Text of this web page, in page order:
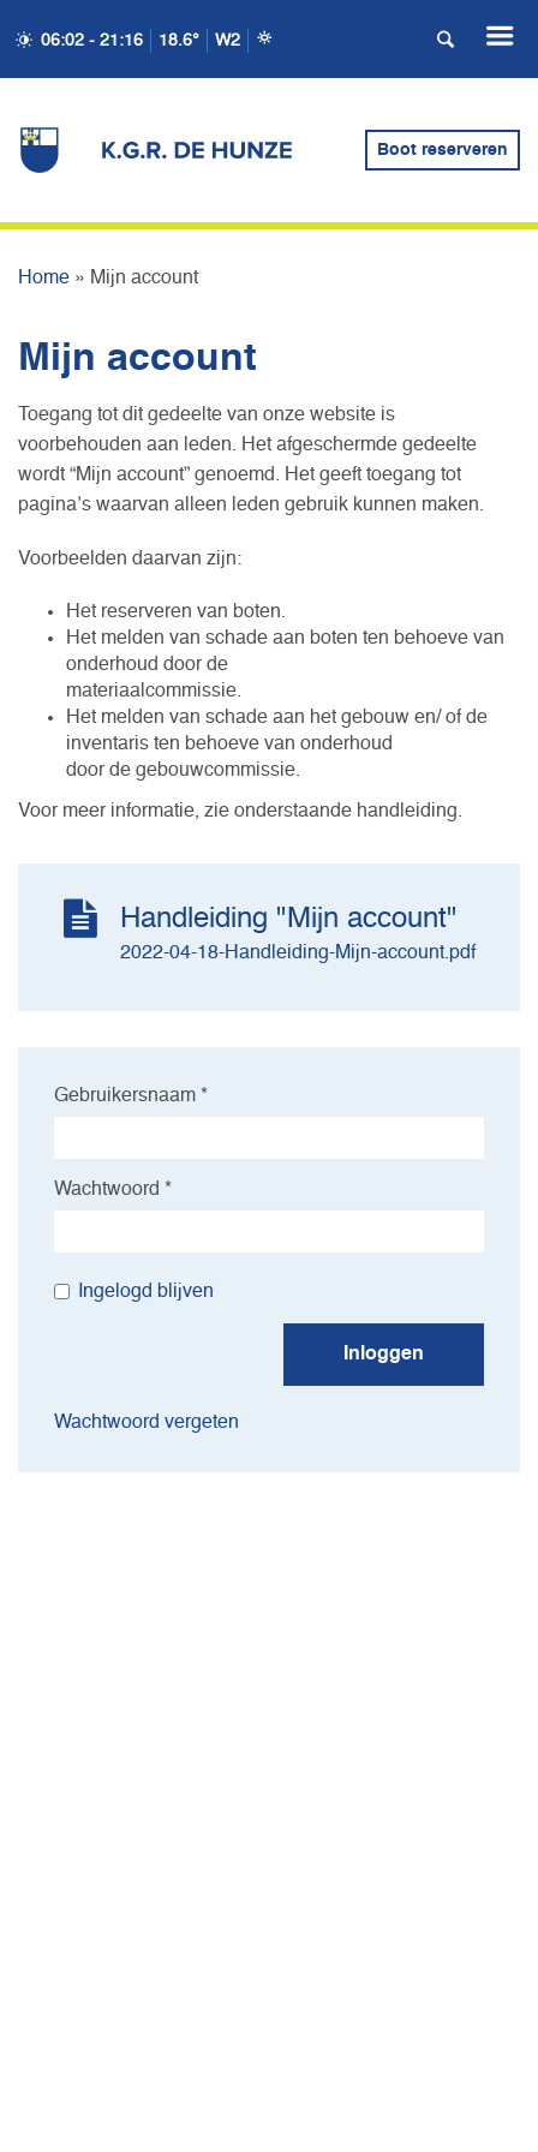
06:02 - 21:16 18.6° W2
Boot reserveren
Home » Mijn account
Mijn account
Toegang tot dit gedeelte van onze website is
voorbehouden aan leden. Het afgeschermde gedeelte
wordt “Mijn account” genoemd. Het geeft toegang tot
pagina’s waarvan alleen leden gebruik kunnen maken.
Voorbeelden daarvan zijn:
Het reserveren van boten.
Het melden van schade aan boten ten behoeve van
onderhoud door de
materiaalcommissie.
Het melden van schade aan het gebouw en/ of de
inventaris ten behoeve van onderhoud
door de gebouwcommissie.
Voor meer informatie, zie onderstaande handleiding.
Handleiding "Mijn account"
2022-04-18-Handleiding-Mijn-account.pdf
Gebruikersnaam *
Wachtwoord *
Ingelogd blijven
Inloggen
Wachtwoord vergeten